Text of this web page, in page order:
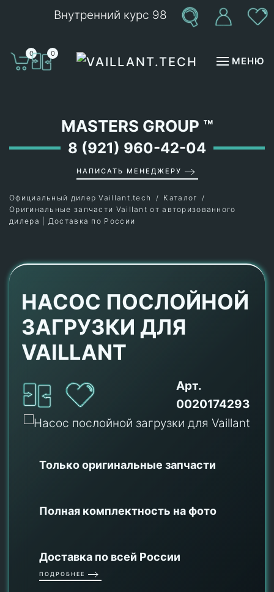
Внутренний курс 98
0 0
МЕНЮ
MASTERS GROUP ™
8 (921) 960-42-04
НАПИСАТЬ МЕНЕДЖЕРУ
Официальный дилер Vaillant.tech
Каталог
Оригинальные запчасти Vaillant от авторизованного
дилера | Доставка по России
НАСОС ПОСЛОЙНОЙ
ЗАГРУЗКИ ДЛЯ
VAILLANT
Арт.
0020174293
Только оригинальные запчасти
Полная комплектность на фото
Доставка по всей России
ПОДРОБНЕЕ